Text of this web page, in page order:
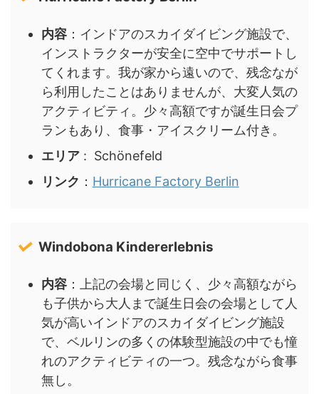
内容：インドアのスカイダイビング施設で、
インストラクターが安全に空中でサポートし
てくれます。我が家から遠いので、残念なが
ら利用したことはありませんが、大変人気の
アクティビティ。少々高額ですが誕生日会プ
ランもあり、食事・アイスクリーム付き。
エリア: Schönefeld
リンク ： Hurricane Factory Berlin
Windobona Kindererlebnis
内容：上記の会場と同じく、少々高額ながら
も子供から大人まで誕生日会の会場として人
気が高いインドアのスカイダイビング施設
で、ベルリンの多くの体験型施設の中でも憧
れのアクティビティの一つ。残念ながら食事
無し。